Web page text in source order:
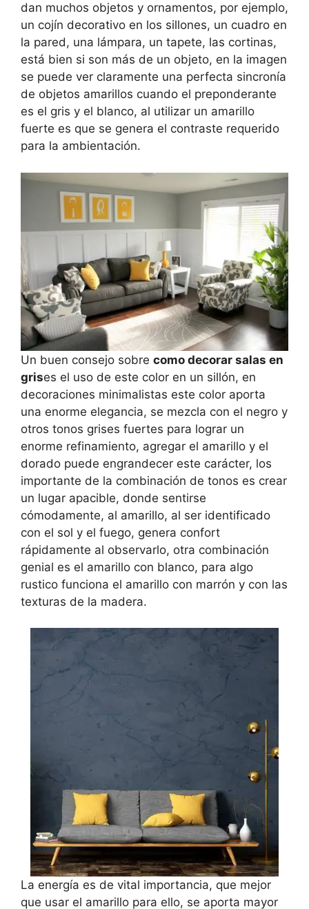
dan muchos objetos y ornamentos, por ejemplo,
un cojín decorativo en los sillones, un cuadro en
la pared, una lámpara, un tapete, las cortinas,
está bien si son más de un objeto, en la imagen
se puede ver claramente una perfecta sincronía
de objetos amarillos cuando el preponderante
es el gris y el blanco, al utilizar un amarillo
fuerte es que se genera el contraste requerido
para la ambientación.
Un buen consejo sobre como decorar salas en
grises el uso de este color en un sillón, en
decoraciones minimalistas este color aporta
una enorme elegancia, se mezcla con el negro y
otros tonos grises fuertes para lograr un
enorme refinamiento, agregar el amarillo y el
dorado puede engrandecer este carácter, los
importante de la combinación de tonos es crear
un lugar apacible, donde sentirse
cómodamente, al amarillo, al ser identificado
con el sol y el fuego, genera confort
rápidamente al observarlo, otra combinación
genial es el amarillo con blanco, para algo
rustico funciona el amarillo con marrón y con las
texturas de la madera.
La energía es de vital importancia, que mejor
que usar el amarillo para ello, se aporta mayor